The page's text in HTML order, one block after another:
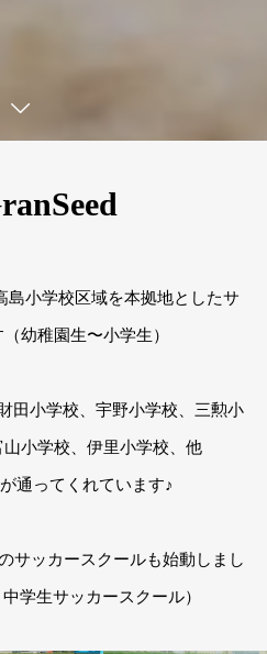
島小学校区域を本拠地としたサ
幼稚園生〜小学生）
田小学校、宇野小学校、三勲小
小学校、伊里小学校、他
通ってくれています♪
サッカースクールも始動しまし
学生サッカースクール）